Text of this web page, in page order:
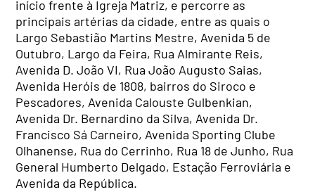
início frente à Igreja Matriz, e percorre as
principais artérias da cidade, entre as quais o
Largo Sebastião Martins Mestre, Avenida 5 de
Outubro, Largo da Feira, Rua Almirante Reis,
Avenida D. João VI, Rua João Augusto Saias,
Avenida Heróis de 1808, bairros do Siroco e
Pescadores, Avenida Calouste Gulbenkian,
Avenida Dr. Bernardino da Silva, Avenida Dr.
Francisco Sá Carneiro, Avenida Sporting Clube
Olhanense, Rua do Cerrinho, Rua 18 de Junho, Rua
General Humberto Delgado, Estação Ferroviária e
Avenida da República.